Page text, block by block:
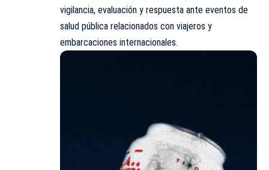
vigilancia, evaluación y respuesta ante eventos de
salud pública relacionados con viajeros y
embarcaciones internacionales.